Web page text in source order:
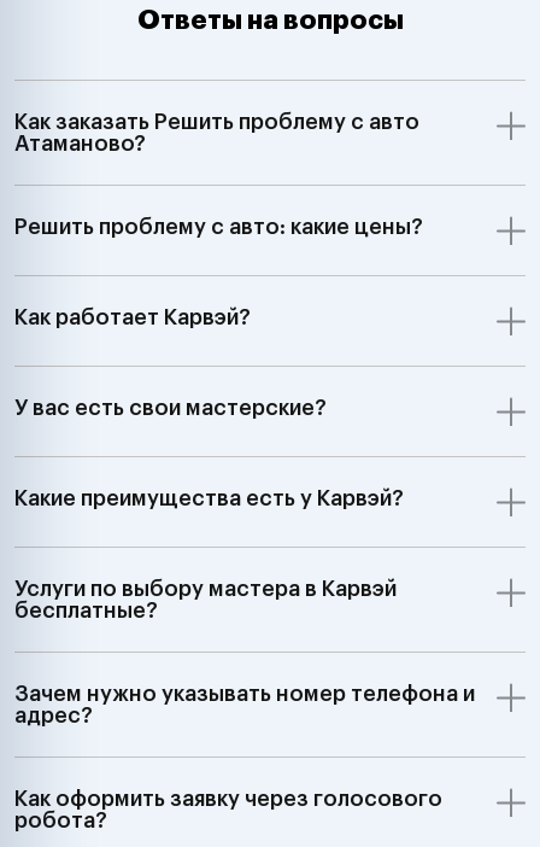
Ответы на вопросы
Как заказать Решить проблему с авто
Атаманово?
Решить проблему с авто: какие цены?
Как работает Карвэй?
У вас есть свои мастерские?
Какие преимущества есть у Карвэй?
Услуги по выбору мастера в Карвэй
бесплатные?
Зачем нужно указывать номер телефона и
адрес?
Как оформить заявку через голосового
робота?